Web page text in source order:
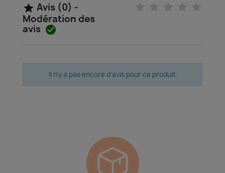
 Avis (0) -
Modération des
avis 
Il n'y a pas encore d'avis pour ce produit.